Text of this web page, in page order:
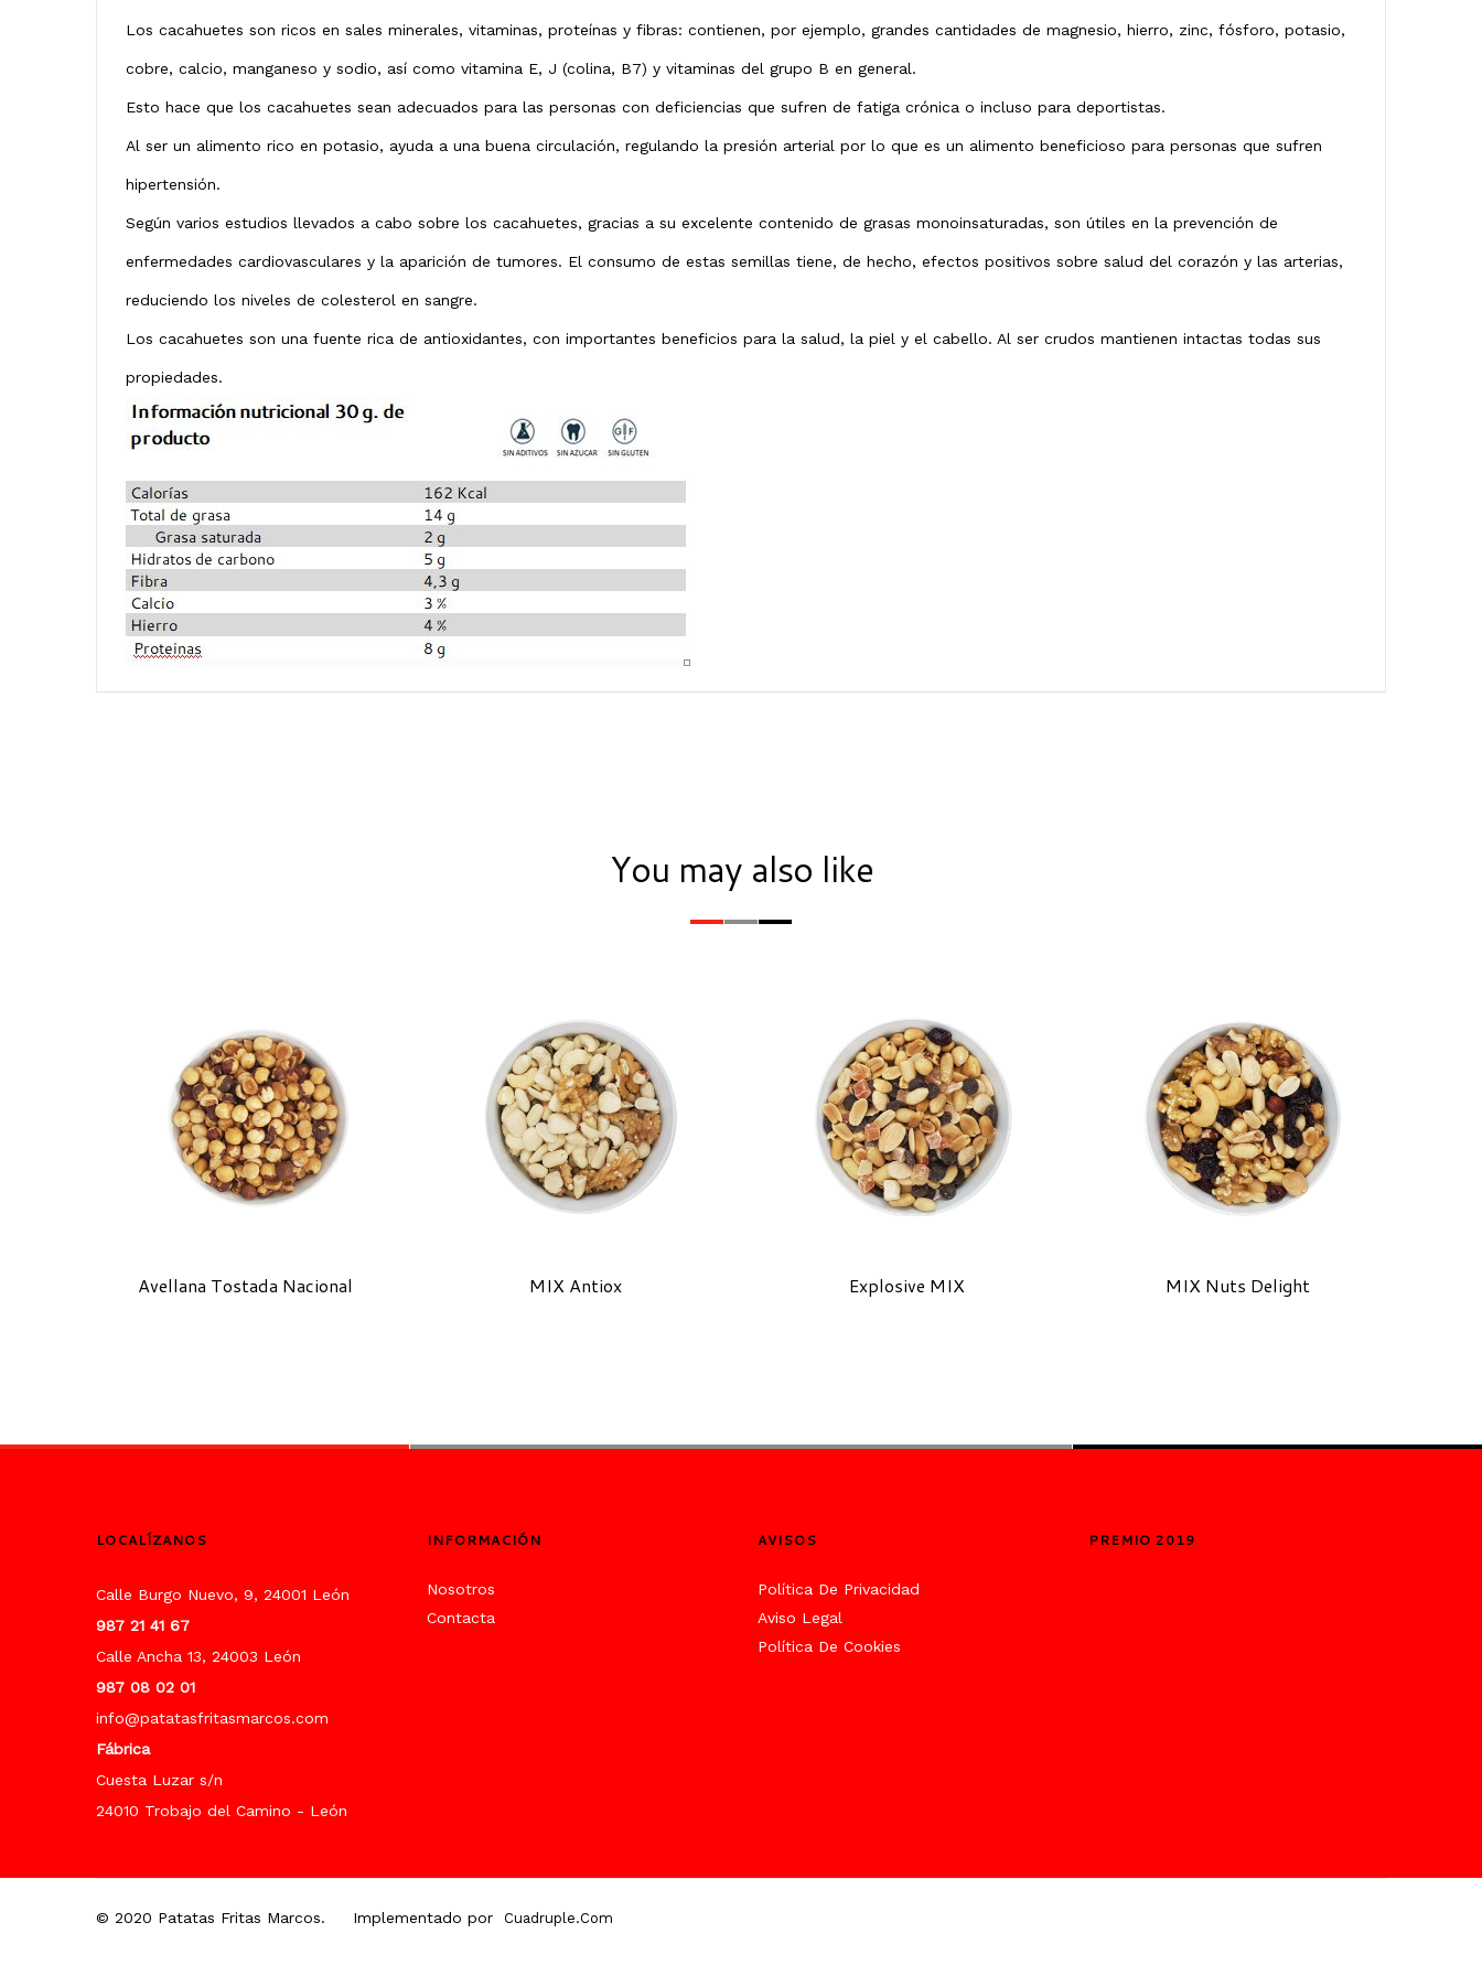
Los cacahuetes son ricos en sales minerales, vitaminas, proteínas y fibras: contienen, por ejemplo, grandes cantidades de magnesio, hierro, zinc, fósforo, potasio,
cobre, calcio, manganeso y sodio, así como vitamina E, J (colina, B7) y vitaminas del grupo B en general.
Esto hace que los cacahuetes sean adecuados para las personas con deficiencias que sufren de fatiga crónica o incluso para deportistas.
Al ser un alimento rico en potasio, ayuda a una buena circulación, regulando la presión arterial por lo que es un alimento beneficioso para personas que sufren
hipertensión.
Según varios estudios llevados a cabo sobre los cacahuetes, gracias a su excelente contenido de grasas monoinsaturadas, son útiles en la prevención de
enfermedades cardiovasculares y la aparición de tumores. El consumo de estas semillas tiene, de hecho, efectos positivos sobre salud del corazón y las arterias,
reduciendo los niveles de colesterol en sangre.
Los cacahuetes son una fuente rica de antioxidantes, con importantes beneficios para la salud, la piel y el cabello. Al ser crudos mantienen intactas todas sus
propiedades.
You may also like
Avellana Tostada Nacional MIX Antiox Explosive MIX MIX Nuts Delight
LOCALÍZANOS
Calle Burgo Nuevo, 9, 24001 León
987 21 41 67
Calle Ancha 13, 24003 León
987 08 02 01
info@patatasfritasmarcos.com
Fábrica
Cuesta Luzar s/n
24010 Trobajo del Camino - León
INFORMACIÓN
Nosotros
Contacta
AVISOS
Política De Privacidad
Aviso Legal
Política De Cookies
PREMIO 2019
© 2020 Patatas Fritas Marcos. Implementado por Cuadruple.com